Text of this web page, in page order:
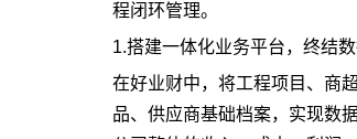
程闭环管理。
1.搭建一体化业务平台，终结
在好业财中，将工程项目、商
品、供应商基础档案，实现数